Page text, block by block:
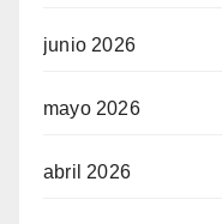
junio 2026
mayo 2026
abril 2026